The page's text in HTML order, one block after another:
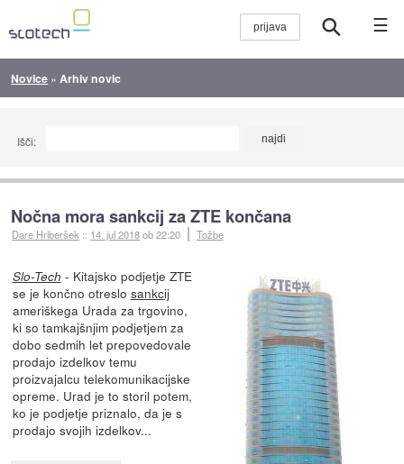
☰
Novice » Arhiv novic
Išči:
Nočna mora sankcij za ZTE končana
Dare Hriberšek :: 14. jul 2018ob 22:20 Tožbe
Slo-Tech - Kitajsko podjetje ZTE
se je končno otreslo sankcij
ameriškega Urada za trgovino,
ki so tamkajšnjim podjetjem za
dobo sedmih let prepovedovale
prodajo izdelkov temu
proizvajalcu telekomunikacijske
opreme. Urad je to storil potem,
ko je podjetje priznalo, da je s
prodajo svojih izdelkov...